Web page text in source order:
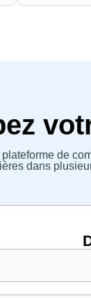
plateforme de
dans